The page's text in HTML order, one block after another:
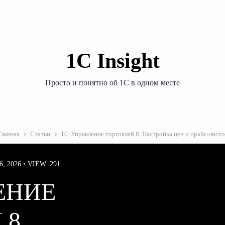
1С Insight
Просто и понятно об 1С в одном месте
Статьи 1С:Управление торговлей 8. Настройка цен и прайс-
2026 VIEW: 291